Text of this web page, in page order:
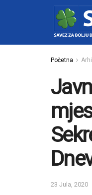
Početna
23 Jula, 2020